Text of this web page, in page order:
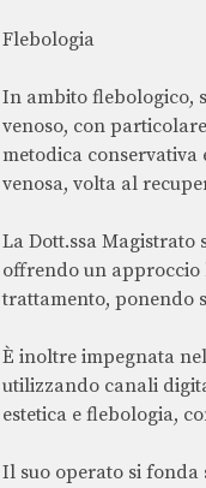
Flebologia
In ambito flebologico,
venoso, con
metodica
venosa, volta al
La Dott.ssa
offrendo un approccio
trattamento, ponendo
È inoltre impegnata
utilizzando canali
estetica e flebologia,
Il suo operato si fonda